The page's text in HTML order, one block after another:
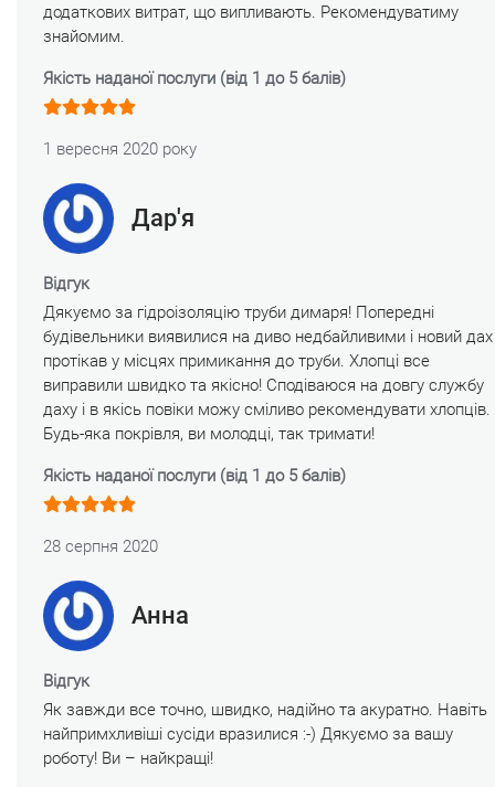
додаткових витрат, що випливають. Рекомендуватиму
знайомим.
Якість наданої послуги (від 1 до 5 балів)
1 вересня 2020 року
Дар'я
Відгук
Дякуємо за гідроізоляцію труби димаря! Попередні
будівельники виявилися на диво недбайливими і новий дах
протікав у місцях примикання до труби. Хлопці все
виправили швидко та якісно! Сподіваюся на довгу службу
даху і в якісь повіки можу сміливо рекомендувати хлопців.
Будь-яка покрівля, ви молодці, так тримати!
Якість наданої послуги (від 1 до 5 балів)
28 серпня 2020
Анна
Відгук
Як завжди все точно, швидко, надійно та акуратно. Навіть
найпримхливіші сусіди вразилися :-) Дякуємо за вашу
роботу! Ви – найкращі!